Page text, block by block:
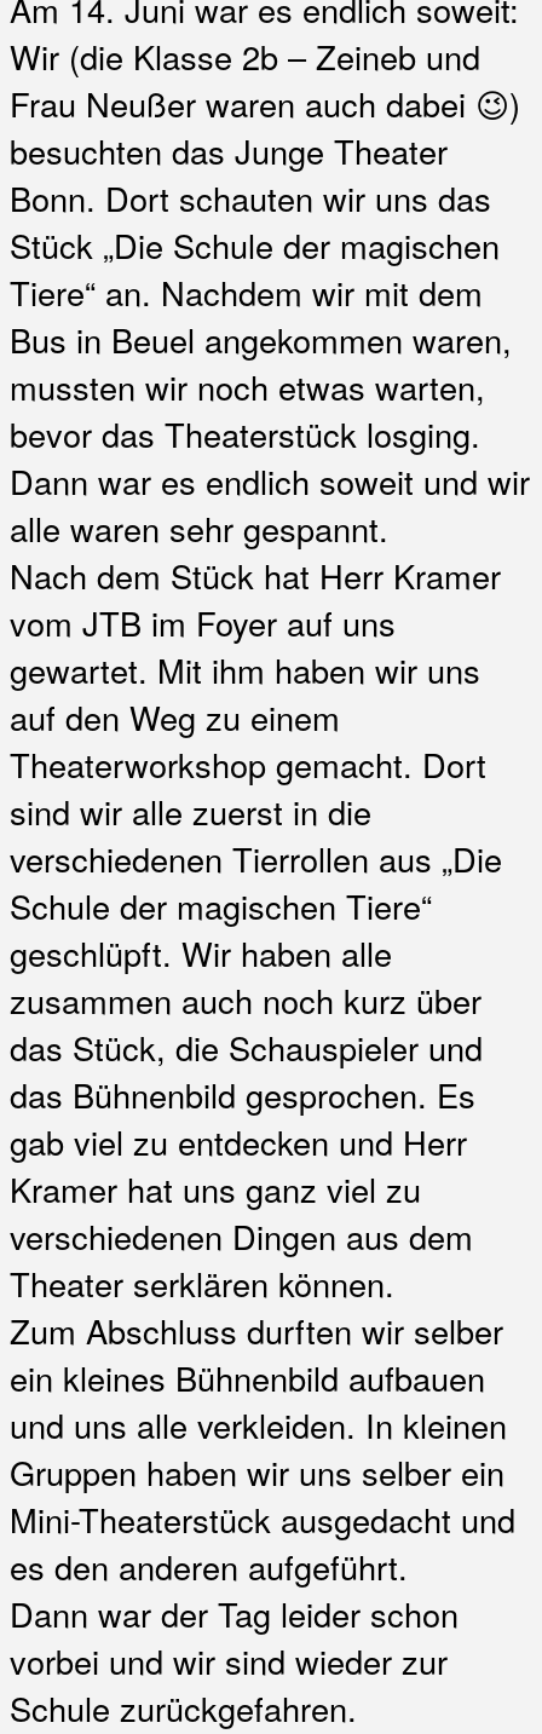
Wir (die Klasse 2b – Zeineb und
Frau Neußer waren auch dabei 😉)
besuchten das Junge Theater
Bonn. Dort schauten wir uns das
Stück „Die Schule der magischen
Tiere“ an. Nachdem wir mit dem
Bus in Beuel angekommen waren,
mussten wir noch etwas warten,
bevor das Theaterstück losging.
Dann war es endlich soweit und wir
alle waren sehr gespannt.
Nach dem Stück hat Herr Kramer
vom JTB im Foyer auf uns
gewartet. Mit ihm haben wir uns
auf den Weg zu einem
Theaterworkshop gemacht. Dort
sind wir alle zuerst in die
verschiedenen Tierrollen aus „Die
Schule der magischen Tiere“
geschlüpft. Wir haben alle
zusammen auch noch kurz über
das Stück, die Schauspieler und
das Bühnenbild gesprochen. Es
gab viel zu entdecken und Herr
Kramer hat uns ganz viel zu
verschiedenen Dingen aus dem
Theater serklären können.
Zum Abschluss durften wir selber
ein kleines Bühnenbild aufbauen
und uns alle verkleiden. In kleinen
Gruppen haben wir uns selber ein
Mini-Theaterstück ausgedacht und
es den anderen aufgeführt.
Dann war der Tag leider schon
vorbei und wir sind wieder zur
Schule zurückgefahren.